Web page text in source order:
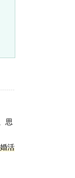
思
活